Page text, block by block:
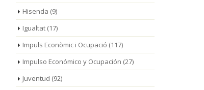
Hisenda (9)
Igualtat(17)
Impuls Econòmic i Ocupació (117)
Impulso Económico y Ocupación (27)
Juventud (92)